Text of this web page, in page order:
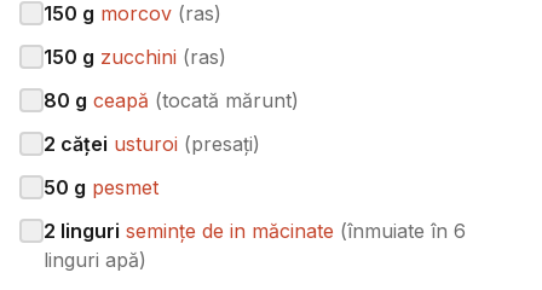
150 g morcov (ras)
150 g zucchini (ras)
80 g ceapă (tocată mărunt)
2 căței usturoi (presați)
50 g pesmet
2 linguri semințe de in măcinate (înmuiate în 6
linguri apă)